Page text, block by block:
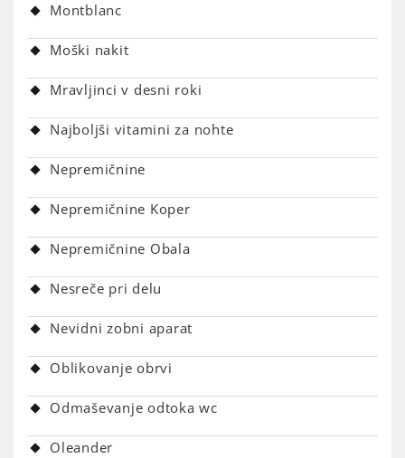
Montblanc
Moški nakit
Mravljinci v desni roki
Najboljši vitamini za nohte
Nepremičnine
Nepremičnine Koper
Nepremičnine Obala
Nesreče pri delu
Nevidni zobni aparat
Oblikovanje obrvi
Odmaševanje odtoka wc
Oleander